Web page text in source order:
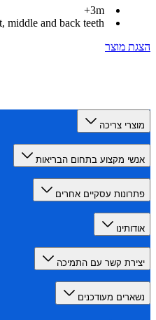
3m+
Front, middle and back teeth
מוצר
צריכה
מקצוע בתחום הבריאות
עסקיים אחרים
קשר עם התמיכה
מעודכנים